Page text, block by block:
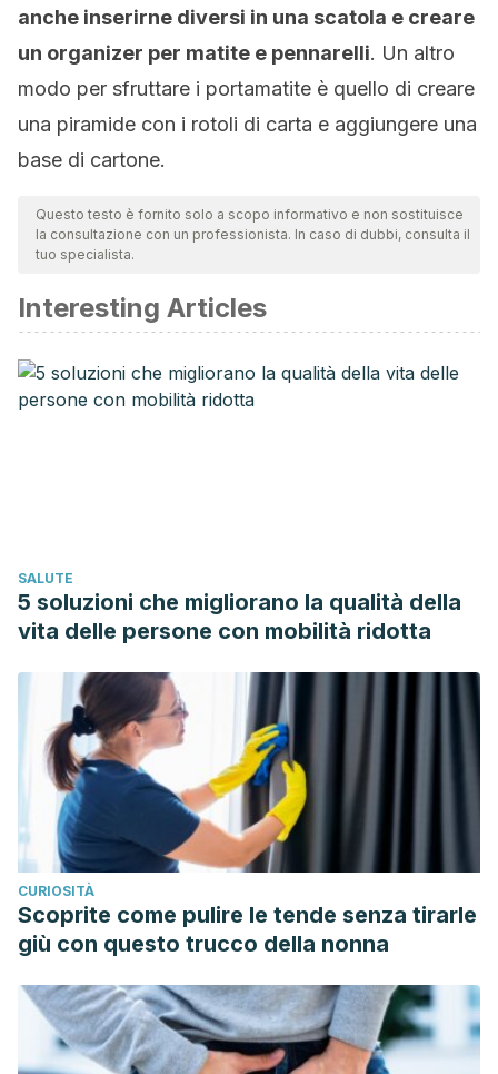
anche inserirne diversi in una scatola e creare
un organizer per matite e pennarelli. Un altro
modo per sfruttare i portamatite è quello di creare
una piramide con i rotoli di carta e aggiungere una
base di cartone.
Questo testo è fornito solo a scopo informativo e non sostituisce
la consultazione con un professionista. In caso di dubbi, consulta il
tuo specialista.
Interesting Articles
SALUTE
5 soluzioni che migliorano la qualità della
vita delle persone con mobilità ridotta
CURIOSITÀ
Scoprite come pulire le tende senza tirarle
giù con questo trucco della nonna